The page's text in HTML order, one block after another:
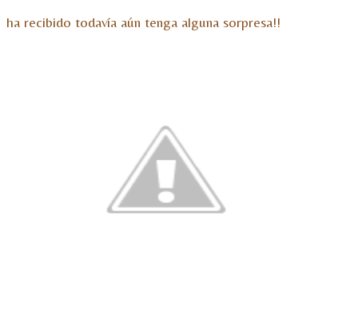
ha recibido todavía aún tenga alguna sorpresa!!